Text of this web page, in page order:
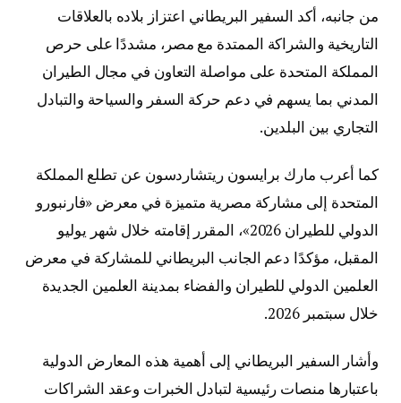
من جانبه، أكد السفير البريطاني اعتزاز بلاده بالعلاقات
التاريخية والشراكة الممتدة مع مصر، مشددًا على حرص
المملكة المتحدة على مواصلة التعاون في مجال الطيران
المدني بما يسهم في دعم حركة السفر والسياحة والتبادل
التجاري بين البلدين.
كما أعرب مارك برايسون ريتشاردسون عن تطلع المملكة
المتحدة إلى مشاركة مصرية متميزة في معرض «فارنبورو
الدولي للطيران 2026»، المقرر إقامته خلال شهر يوليو
المقبل، مؤكدًا دعم الجانب البريطاني للمشاركة في معرض
العلمين الدولي للطيران والفضاء بمدينة العلمين الجديدة
خلال سبتمبر 2026.
وأشار السفير البريطاني إلى أهمية هذه المعارض الدولية
باعتبارها منصات رئيسية لتبادل الخبرات وعقد الشراكات